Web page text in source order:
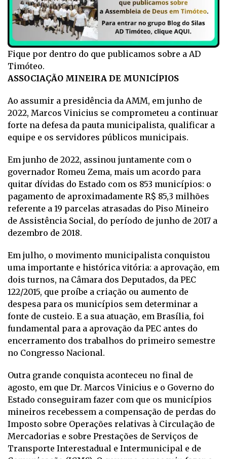
Fique por dentro do que publicamos sobre a AD
Timóteo.
ASSOCIAÇÃO MINEIRA DE MUNICÍPIOS
Ao assumir a presidência da AMM, em junho de
2022, Marcos Vinicius se comprometeu a continuar
forte na defesa da pauta municipalista, qualificar a
equipe e os servidores públicos municipais.
Em junho de 2022, assinou juntamente com o
governador Romeu Zema, mais um acordo para
quitar dívidas do Estado com os 853 municípios: o
pagamento de aproximadamente R$ 85,3 milhões
referente a 19 parcelas atrasadas do Piso Mineiro
de Assistência Social, do período de junho de 2017 a
dezembro de 2018.
Em julho, o movimento municipalista conquistou
uma importante e histórica vitória: a aprovação, em
dois turnos, na Câmara dos Deputados, da PEC
122/2015, que proíbe a criação ou aumento de
despesa para os municípios sem determinar a
fonte de custeio. E a sua atuação, em Brasília, foi
fundamental para a aprovação da PEC antes do
encerramento dos trabalhos do primeiro semestre
no Congresso Nacional.
Outra grande conquista aconteceu no final de
agosto, em que Dr. Marcos Vinicius e o Governo do
Estado conseguiram fazer com que os municípios
mineiros recebessem a compensação de perdas do
Imposto sobre Operações relativas à Circulação de
Mercadorias e sobre Prestações de Serviços de
Transporte Interestadual e Intermunicipal e de